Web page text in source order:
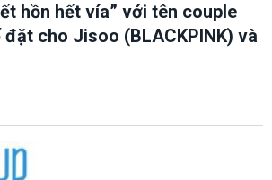
hồn hết vía” với tên couple
cho Jisoo (BLACKPINK) và